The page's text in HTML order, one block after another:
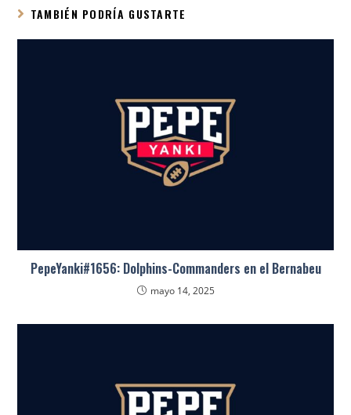
TAMBIÉN PODRÍA GUSTARTE
PepeYanki#1656: Dolphins-Commanders en el Bernabeu
mayo 14, 2025